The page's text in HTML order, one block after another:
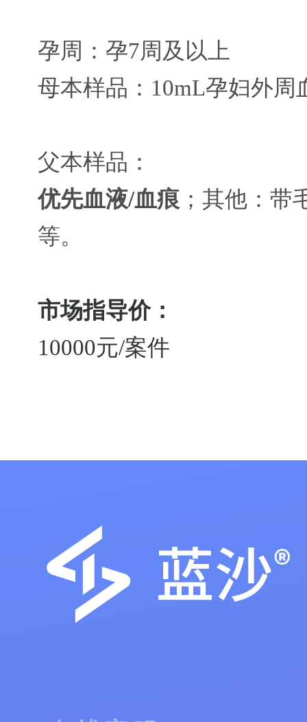
孕周：孕7周及以上
母本样品：10mL孕妇外周
父本样品：
优先血液/血痕 ；其他：带
等。
市场指导价：
10000元/案件